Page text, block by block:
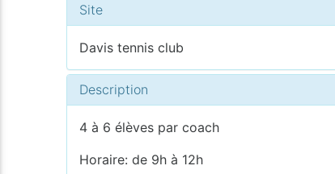
Site
Davis tennis club
Description
4 à 6 élèves par coach
Horaire: de 9h à 12h